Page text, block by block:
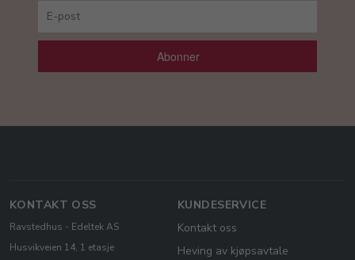
Abonner
KONTAKT OSS
Ravstedhus - Edeltek AS
Husvikveien 14, 1 etasje
KUNDESERVICE
Kontakt oss
Heving av kjøpsavtale